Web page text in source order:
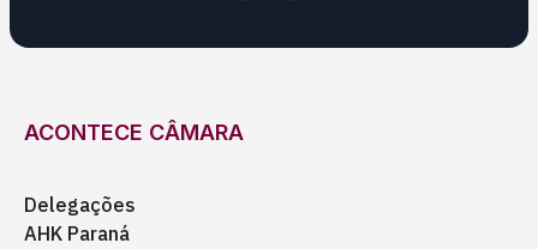
ACONTECE CÂMARA
Delegações
AHK Paraná